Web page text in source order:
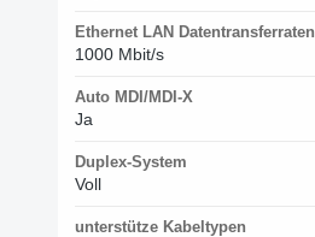
Ethernet LAN Datentransferraten
1000 Mbit/s
Auto MDI/MDI-X
Ja
Duplex-System
Voll
unterstütze Kabeltypen